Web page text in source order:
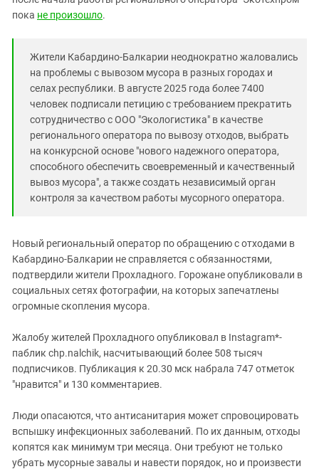
пока не произошло.
Жители Кабардино-Балкарии неоднократно жаловались
на проблемы с вывозом мусора в разных городах и
селах республики. В августе 2025 года более 7400
человек подписали петицию с требованием прекратить
сотрудничество с ООО "Экологистика" в качестве
регионального оператора по вывозу отходов, выбрать
на конкурсной основе "нового надежного оператора,
способного обеспечить своевременный и качественный
вывоз мусора", а также создать независимый орган
контроля за качеством работы мусорного оператора.
Новый региональный оператор по обращению с отходами в
Кабардино-Балкарии не справляется с обязанностями,
подтвердили жители Прохладного. Горожане опубликовали в
социальных сетях фотографии, на которых запечатлены
огромные скопления мусора.
Жалобу жителей Прохладного опубликовал в Instagram*-
паблик chp.nalchik, насчитывающий более 508 тысяч
подписчиков. Публикация к 20.30 мск набрала 747 отметок
"нравится" и 130 комментариев.
Люди опасаются, что антисанитария может спровоцировать
вспышку инфекционных заболеваний. По их данным, отходы
копятся как минимум три месяца. Они требуют не только
убрать мусорные завалы и навести порядок, но и произвести